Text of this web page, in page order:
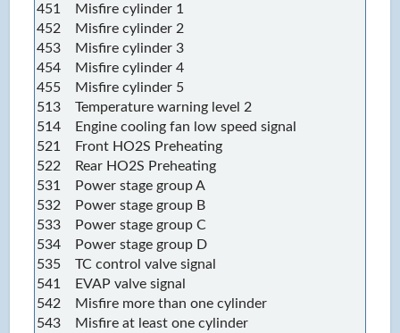
451 Misfire cylinder 1
452 Misfire cylinder 2
453 Misfire cylinder 3
454 Misfire cylinder 4
455 Misfire cylinder 5
513 Temperature warning level 2
514 Engine cooling fan low speed signal
521 Front HO2S Preheating
522 Rear HO2S Preheating
531 Power stage group A
532 Power stage group B
533 Power stage group C
534 Power stage group D
535 TC control valve signal
541 EVAP valve signal
542 Misfire more than one cylinder
543 Misfire at least one cylinder